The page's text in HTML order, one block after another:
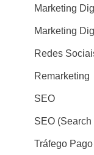
Marketing
Marketing
Redes
Remarketing
SEO
SEO
Tráfego Pago